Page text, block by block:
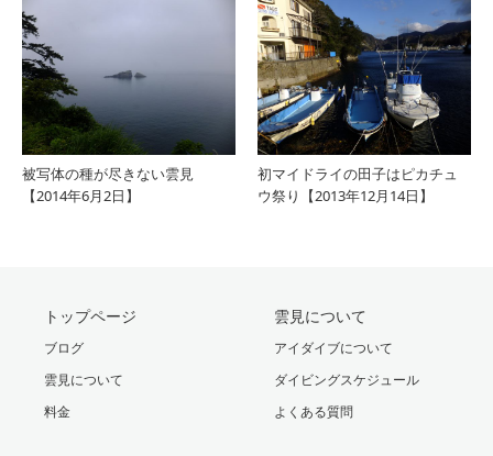
被写体の種が尽きない雲見
【2014年6月2日】
初マイドライの田子はピカチュ
ウ祭り【2013年12月14日】
トップページ
ブログ
雲見について
料金
雲見について
アイダイブについて
ダイビングスケジュール
よくある質問